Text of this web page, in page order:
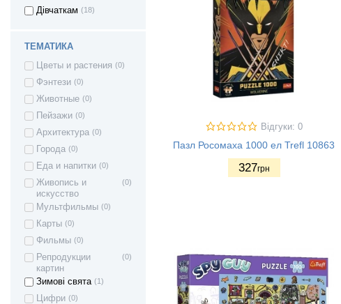
Дівчаткам (18)
ТЕМАТИКА
Цветы и растения (0)
Фэнтези (0)
Животные (0)
Пейзажи (0)
Архитектура (0)
Города (0)
Еда и напитки (0)
Живопись и
искусство
(0)
Мультфильмы (0)
Карты (0)
Фильмы (0)
Репродукции
картин
(0)
Зимові свята (1)
Цифри (0)
Відгуки: 0
Пазл Росомаха 1000 ел Trefl 10863
327грн